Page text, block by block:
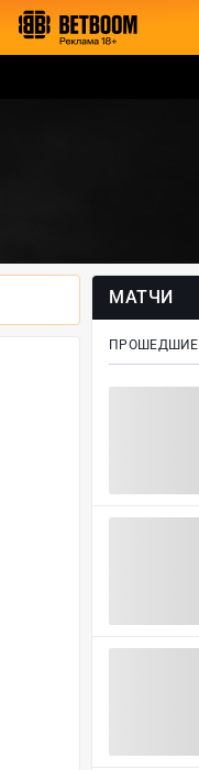
МАТЧИ
ПРОШЕДШИЕ